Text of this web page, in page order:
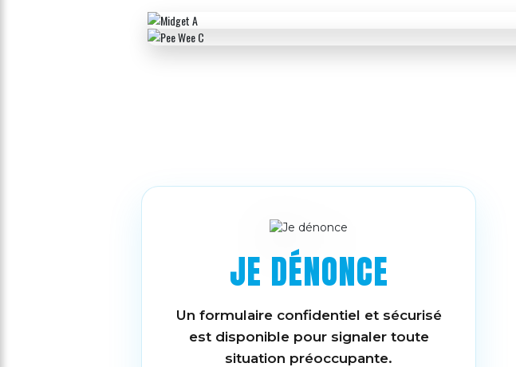
JE DÉNONCE
Un formulaire confidentiel et sécurisé
est disponible pour signaler toute
situation préoccupante.